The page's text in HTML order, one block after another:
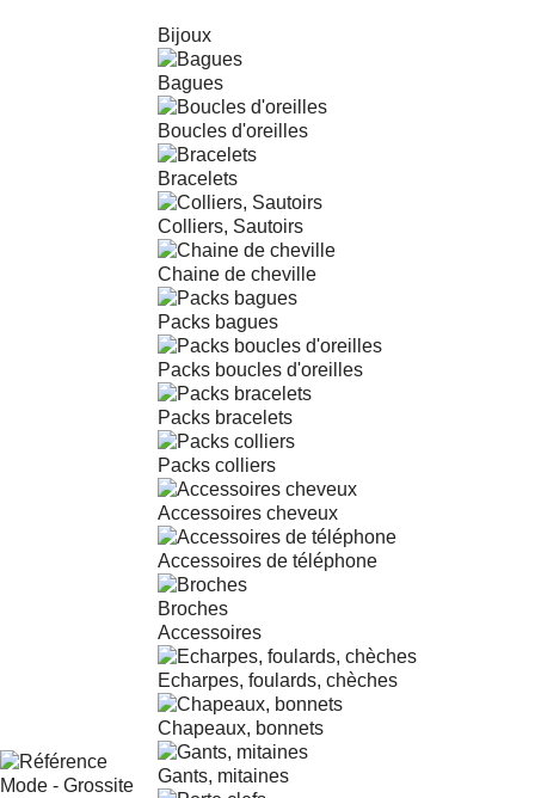
Bijoux
Bagues
Boucles d'oreilles
Bracelets
Colliers, Sautoirs
Chaine de cheville
Packs bagues
Packs boucles d'oreilles
Packs bracelets
Packs colliers
Accessoires cheveux
Accessoires de téléphone
Broches
Accessoires
Echarpes, foulards, chèches
Chapeaux, bonnets
Gants, mitaines